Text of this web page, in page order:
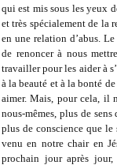
qui est mis sous les yeux
et très spécialement de la
en une relation d’abus.
de renoncer à nous
travailler pour les aider à
à la beauté et à la bonté
aimer. Mais, pour cela, il
nous-mêmes, plus de
plus de conscience que
venu en notre chair en
prochain jour après